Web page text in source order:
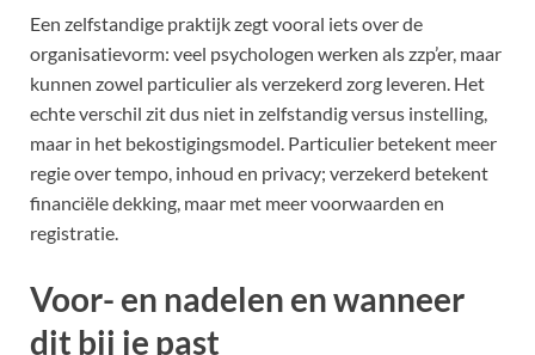
Een zelfstandige praktijk zegt vooral iets over de
organisatievorm: veel psychologen werken als zzp’er, maar
kunnen zowel particulier als verzekerd zorg leveren. Het
echte verschil zit dus niet in zelfstandig versus instelling,
maar in het bekostigingsmodel. Particulier betekent meer
regie over tempo, inhoud en privacy; verzekerd betekent
financiële dekking, maar met meer voorwaarden en
registratie.
Voor- en nadelen en wanneer
dit bij je past